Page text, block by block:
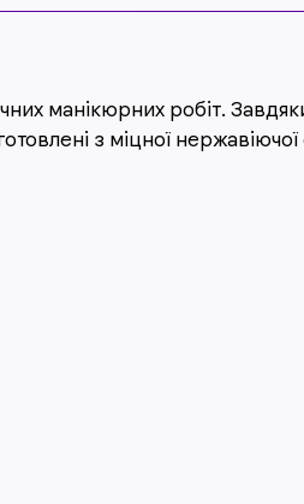
манікюрних робіт.
з міцної